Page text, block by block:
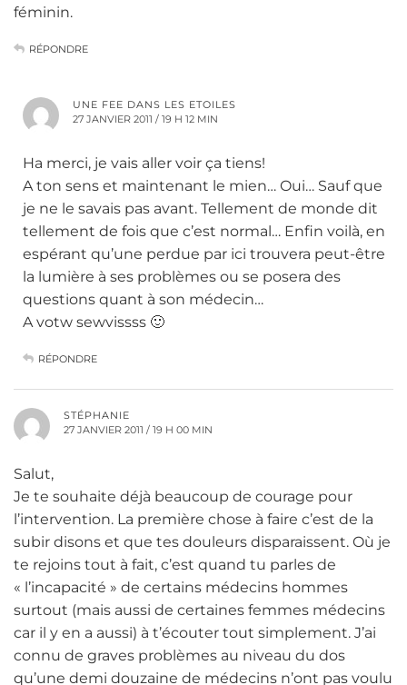
féminin.
RÉPONDRE
UNE FEE DANS LES ETOILES
27 JANVIER 2011 / 19 H 12 MIN
Ha merci, je vais aller voir ça tiens!
A ton sens et maintenant le mien… Oui… Sauf que
je ne le savais pas avant. Tellement de monde dit
tellement de fois que c’est normal… Enfin voilà, en
espérant qu’une perdue par ici trouvera peut-être
la lumière à ses problèmes ou se posera des
questions quant à son médecin…
A votw sewvissss 🙂
RÉPONDRE
STÉPHANIE
27 JANVIER 2011 / 19 H 00 MIN
Salut,
Je te souhaite déjà beaucoup de courage pour
l’intervention. La première chose à faire c’est de la
subir disons et que tes douleurs disparaissent. Où je
te rejoins tout à fait, c’est quand tu parles de
« l’incapacité » de certains médecins hommes
surtout (mais aussi de certaines femmes médecins
car il y en a aussi) à t’écouter tout simplement. J’ai
connu de graves problèmes au niveau du dos
qu’une demi douzaine de médecins n’ont pas voulu